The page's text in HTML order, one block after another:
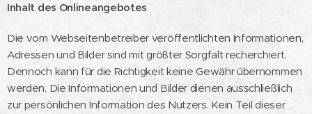
Inhalt des Onlineangebotes
Die vom Webseitenbetreiber veröffentlichten Informationen,
Adressen und Bilder sind mit größter Sorgfalt recherchiert.
Dennoch kann für die Richtigkeit keine Gewähr übernommen
werden. Die Informationen und Bilder dienen ausschließlich
zur persönlichen Information des Nutzers. Kein Teil dieser